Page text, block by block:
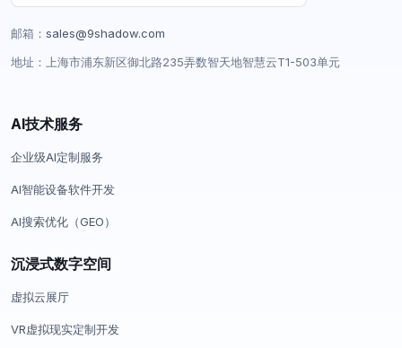
邮箱： sales@9shadow.com
地址：上海市浦东新区御北路235弄数智天地智慧云T1-503单元
AI技术服务
企业级AI定制服务
AI智能设备软件开发
AI搜索优化（GEO）
沉浸式数字空间
虚拟云展厅
VR虚拟现实定制开发